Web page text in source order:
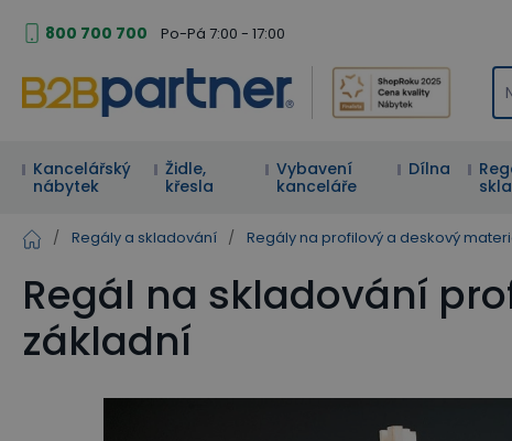
800 700 700 Po-Pá 7:00 - 17:00
Kancelářský
nábytek
Židle,
křesla
Vybavení
kanceláře
Dílna
/ Regály a skladování / Regály na profilový a deskový
Regál na skladování
základní